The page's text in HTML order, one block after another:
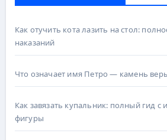
Как отучить кота лазить на стол:
наказаний
Что означает имя Петро — камень
Как завязать купальник: полный гид
фигуры